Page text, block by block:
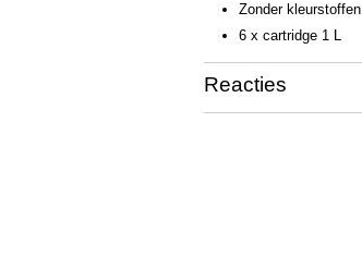
Zonder kleurstoffen
6 x cartridge 1 L
Reacties